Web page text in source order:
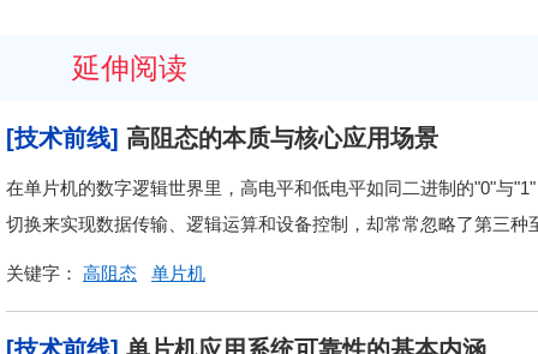
延伸阅读
[技术前线] 高阻态的本质与核心应用场景
在单片机的数字逻辑世界里，高电平和低电平如同二进制的"0"与
切换来实现数据传输、逻辑运算和设备控制，却常常忽略了第三
关键字： 高阻态 单片机